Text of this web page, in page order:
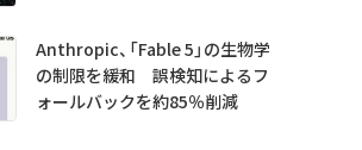
Anthropic、「Fable 5」の生物学
の制限を緩和 誤検知によるフ
ォールバックを約85％削減